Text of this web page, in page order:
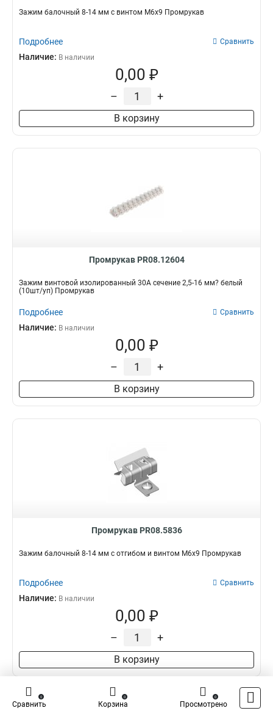
Зажим балочный 8-14 мм с винтом М6х9 Промрукав
Подробнее Сравнить
Наличие: В наличии
0,00 ₽
– +
В корзину
Промрукав PR08.12604
Зажим винтовой изолированный 30А сечение 2,5-16 мм? белый
(10шт/уп) Промрукав
Подробнее Сравнить
Наличие: В наличии
0,00 ₽
– +
В корзину
Промрукав PR08.5836
Зажим балочный 8-14 мм с отгибом и винтом М6х9 Промрукав
Подробнее Сравнить
Наличие: В наличии
0,00 ₽
– +
В корзину
Сравнить
0
Корзина
0
Просмотрено
0